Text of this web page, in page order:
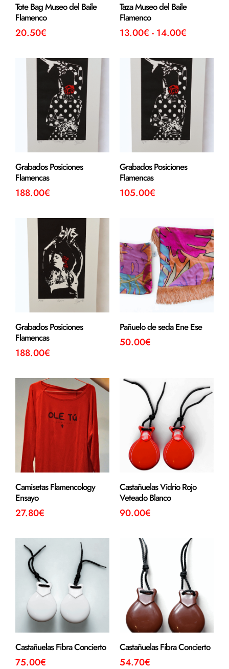
Tote Bag Museo del Baile
Flamenco
20.50€
Taza Museo del Baile
Flamenco
13.00€ - 14.00€
Grabados Posiciones
Flamencas
188.00€
Grabados Posiciones
Flamencas
105.00€
Grabados Posiciones
Flamencas
188.00€
Pañuelo de seda Ene Ese
50.00€
Camisetas Flamencology
Ensayo
27.80€
Castañuelas Vidrio Rojo
Veteado Blanco
90.00€
Castañuelas Fibra Concierto
75.00€
Castañuelas Fibra Concierto
54.70€